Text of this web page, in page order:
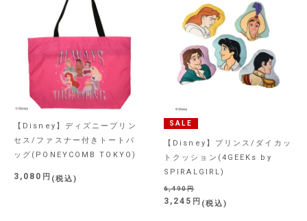
【Disney】ディズニープリン
セス/ファスナー付きトートバ
ッグ(PONEYCOMB TOKYO)
3,080 税込
SALE
【Disney】プリンス/ダイカッ
トクッション(4GEEKs by
SPIRALGIRL)
6,490
3,245 税込